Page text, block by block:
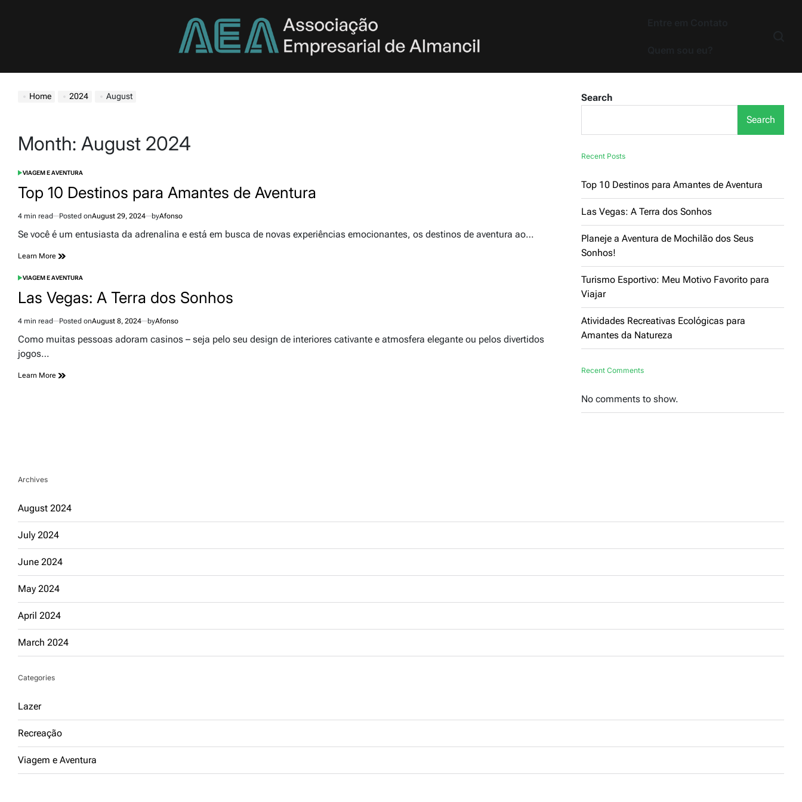
aea.pt
Home 2024 August
Month: August 2024
POSTED
VIAGEM E AVENTURA
Top 10 Destinos para Amantes de Aventura
Estimated
read
4 min read Posted onAugust 29, 2024 byAfonso
Se você é um entusiasta da adrenalina e está em busca de novas experiências emocionantes, os destinos de aventura ao…
Learn More
POSTED
VIAGEM E AVENTURA
Las Vegas: A Terra dos Sonhos
Estimated
read
4 min read Posted onAugust 8, 2024 byAfonso
Como muitas pessoas adoram casinos – seja pelo seu design de interiores cativante e atmosfera elegante ou pelos divertidos
jogos…
Learn More
Search
Search
Recent Posts
Top 10 Destinos para Amantes de Aventura
Las Vegas: A Terra dos Sonhos
Planeje a Aventura de Mochilão dos Seus
Sonhos!
Turismo Esportivo: Meu Motivo Favorito para
Viajar
Atividades Recreativas Ecológicas para
Amantes da Natureza
Recent Comments
No comments to show.
Archives
August 2024
July 2024
June 2024
May 2024
April 2024
March 2024
Categories
Lazer
Recreação
Viagem e Aventura